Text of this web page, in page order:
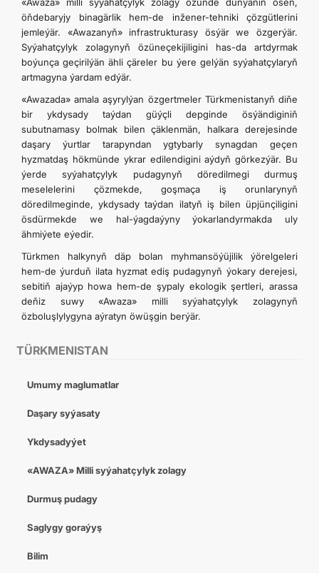
TÜRKMENISTAN
Umumy maglumatlar
Daşary syýasaty
Ykdysadyýet
«AWAZA» Milli syýahatçylyk zolagy
Durmuş pudagy
Saglygy goraýyş
Bilim
öňdebaryjy binagärlik hem-de inžener-tehniki çözgütlerini
jemleýär. «Awazanyň» infrastrukturasy ösýär we özgerýär.
Syýahatçylyk zolagynyň özüneçekijiligini has-da artdyrmak
boýunça geçirilýän ähli çäreler bu ýere gelýän syýahatçylaryň
artmagyna ýardam edýär.
«Awazada» amala aşyrylýan özgertmeler Türkmenistanyň diňe
bir ykdysady taýdan güýçli depginde ösýändiginiň
subutnamasy bolmak bilen çäklenmän, halkara derejesinde
daşary ýurtlar tarapyndan ygtybarly synagdan geçen
hyzmatdaş hökmünde ykrar edilendigini aýdyň görkezýär. Bu
ýerde syýahatçylyk pudagynyň döredilmegi durmuş
meselelerini çözmekde, goşmaça iş orunlarynyň
döredilmeginde, ykdysady taýdan ilatyň iş bilen üpjünçiligini
ösdürmekde we hal-ýagdaýyny ýokarlandyrmakda uly
ähmiýete eýedir.
Türkmen halkynyň däp bolan myhmansöýüjilik ýörelgeleri
hem-de ýurduň ilata hyzmat ediş pudagynyň ýokary derejesi,
sebitiň ajaýyp howa hem-de şypaly ekologik şertleri, arassa
deňiz suwy «Awaza» milli syýahatçylyk zolagynyň
özboluşlylygyna aýratyn öwüşgin berýär.